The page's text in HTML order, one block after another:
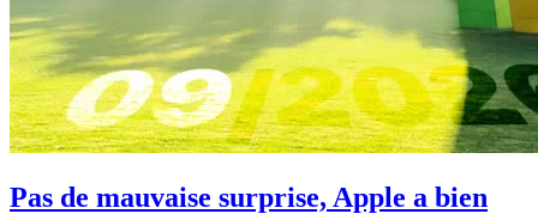
Pas de mauvaise surprise, Apple a bien